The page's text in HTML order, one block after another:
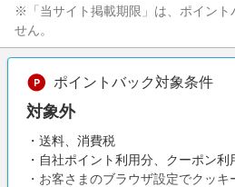
※「当サイト掲載期限」は、ポイント
せん。
ポイントバック対象条件
対象外
・送料、消費税
・自社ポイント利用分、クーポン利
・お客さまのブラウザ設定でクッ